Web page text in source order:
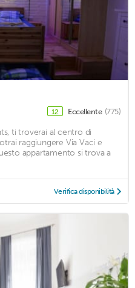
12 Eccellente (775)
ti troverai al centro di
raggiungere Via Vaci e
appartamento si trova a
Verifica disponibilità